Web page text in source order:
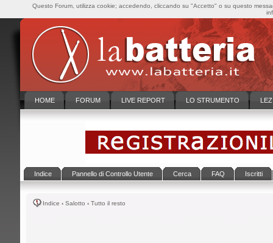
HOME FORUM LIVE REPORT LO STRUMENTO
Indice Pannello di Controllo Utente Cerca FAQ Iscritti
Indice ‹ Salotto ‹ Tutto il resto
Questo Forum, utilizza cookie; accedendo, cliccando su "Accetto" o su questo